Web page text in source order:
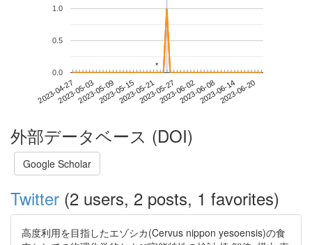
2023-04-272023-05-032023-05-092023-05-152023-05-212023-05-272023-06-022023-06-082023-06-142023-06-20
0.0
0.5
1.0
**
外部データベース (DOI)
Google Scholar
Twitter (2 users, 2 posts, 1 favorites)
高度利用を目指したエゾシカ(Cervus nippon yesoensis)の食